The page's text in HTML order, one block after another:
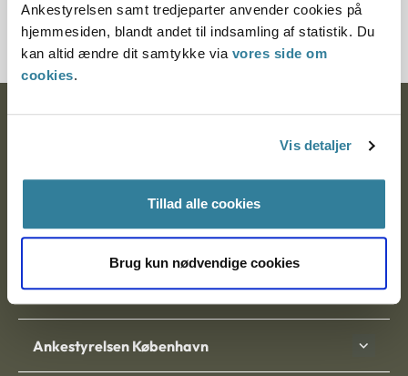
Ankestyrelsen samt tredjeparter anvender cookies på
hjemmesiden, blandt andet til indsamling af statistik. Du
kan altid ændre dit samtykke via vores side om
cookies.
Vis detaljer
Tillad alle cookies
Brug kun nødvendige cookies
400307-00
Ankestyrelsen Aalborg
Ankestyrelsen København